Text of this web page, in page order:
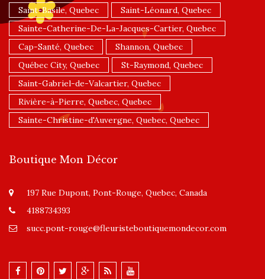
Saint-Basile, Quebec
Saint-Léonard, Quebec
Sainte-Catherine-De-La-Jacques-Cartier, Quebec
Cap-Santé, Quebec
Shannon, Quebec
Québec City, Quebec
St-Raymond, Quebec
Saint-Gabriel-de-Valcartier, Quebec
Rivière-à-Pierre, Quebec, Quebec
Sainte-Christine-d'Auvergne, Quebec, Quebec
Boutique Mon Décor
197 Rue Dupont, Pont-Rouge, Quebec, Canada
4188734393
succ.pont-rouge@fleuristeboutiquemondecor.com